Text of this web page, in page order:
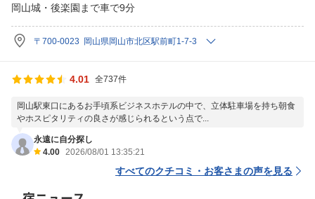
岡山城・後楽園まで車で9分
〒700-0023 岡山県岡山市北区駅前町1-7-3
4.01 全737件
岡山駅東口にあるお手頃系ビジネスホテルの中で、立体駐車場を持ち朝食
やホスピタリティの良さが感じられるという点で...
永遠に自分探し
4.00 2026/08/01 13:35:21
すべてのクチコミ・お客さまの声を見る